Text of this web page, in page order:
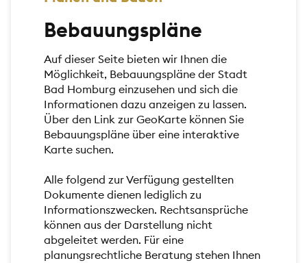
Bebauungspläne
Auf dieser Seite bieten wir Ihnen die
Möglichkeit, Bebauungspläne der Stadt
Bad Homburg einzusehen und sich die
Informationen dazu anzeigen zu lassen.
Über den Link zur GeoKarte können Sie
Bebauungspläne über eine interaktive
Karte suchen.
Alle folgend zur Verfügung gestellten
Dokumente dienen lediglich zu
Informationszwecken. Rechtsansprüche
können aus der Darstellung nicht
abgeleitet werden. Für eine
planungsrechtliche Beratung stehen Ihnen